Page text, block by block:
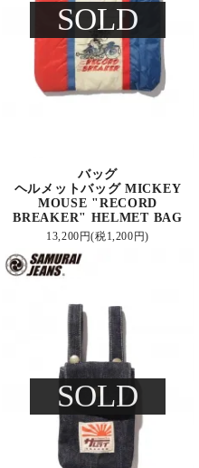
SOLD
バッグ
ヘルメットバッグ MICKEY
MOUSE "RECORD
BREAKER" HELMET BAG
13,200円(税1,200円)
SOLD